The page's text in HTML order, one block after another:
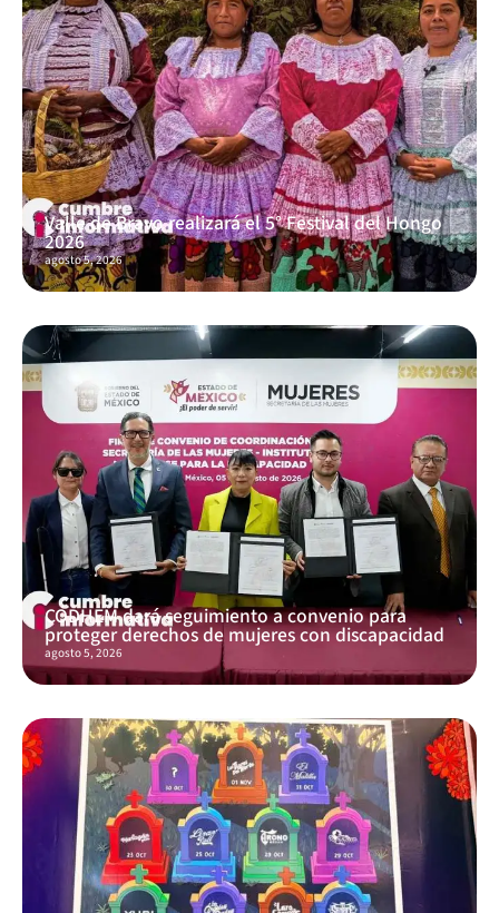
Valle de Bravo realizará el 5° Festival del Hongo
2026
agosto 5, 2026
CODHEM dará seguimiento a convenio para
proteger derechos de mujeres con discapacidad
agosto 5, 2026